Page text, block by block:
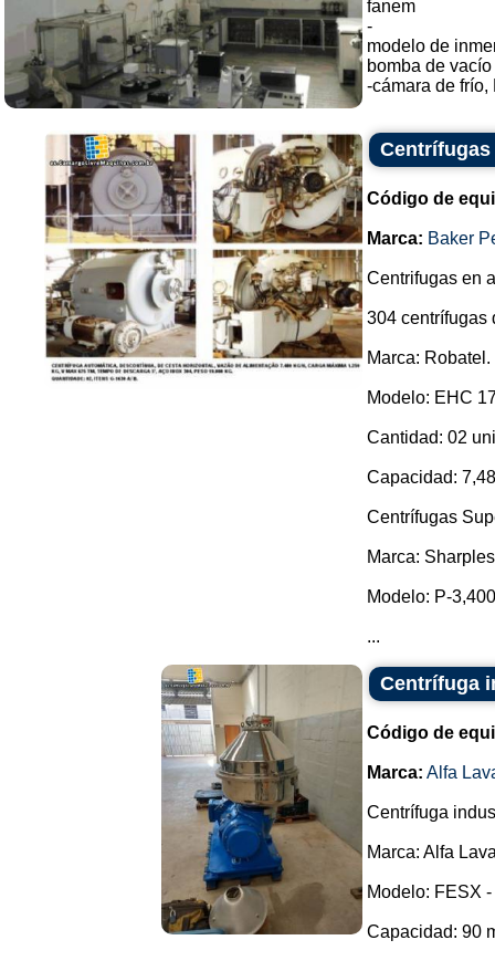
fanem
-
modelo de
bomba de
-cámara de frío,
Código de
Marca: Baker
Centrifugas en
304 centrífugas
Marca: Robatel.
Modelo: EHC
Cantidad: 02
Capacidad:
Centrífugas
Marca:
Modelo: P-
...
Centrífuga
Código de
Marca: Alfa
Centrífuga
Marca: Alfa
Modelo: FESX
Capacidad: 90